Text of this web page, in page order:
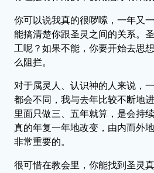
你可以说我真的很啰嗦，一年又
能搞清楚你跟圣灵之间的关系。
工呢？如果不能，你要开始去思
么阻拦。
对于属灵人、认识神的人来说，
都会不同，我与去年比较不断地
里面只做三、五年就算，是会持
真的年复一年地改变，由内而外
非常重要的。
很可惜在教会里，你能找到圣灵